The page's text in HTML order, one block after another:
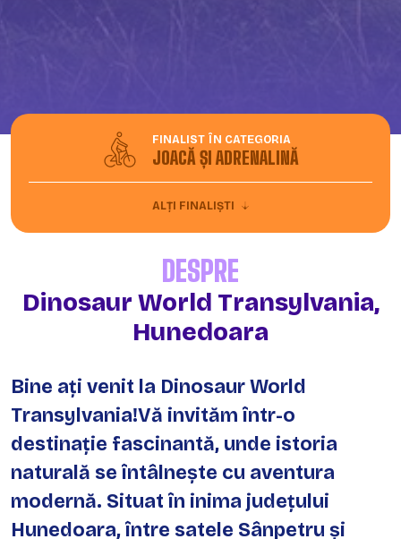
FINALIST ÎN CATEGORIA
JOACĂ ȘI ADRENALINĂ
ALȚI FINALIȘTI
DESPRE
Dinosaur World Transylvania,
Hunedoara
Bine ați venit la Dinosaur World
Transylvania! ​Vă invităm într-o
destinație fascinantă, unde istoria
naturală se întâlnește cu aventura
modernă. Situat în inima județului
Hunedoara, între satele Sânpetru și